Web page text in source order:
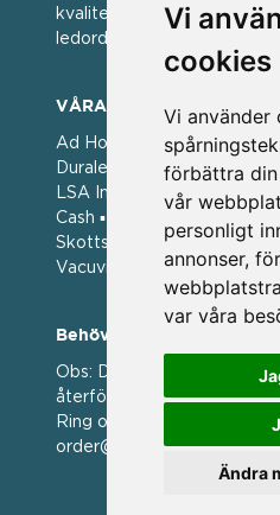
Vi
cookies
Vi använder
förbättra
vår
personligt
annonser,
var våra
Ändra
kvalitet. För oss har
ledorden och som styrt vår
VÅRA VARUMÄRKEN
Ad Hoc ▪ Bialetti ▪ Cole &
Duralex ▪ Forged ▪ G3
LSA International ▪
Cash ▪ Pintinox ▪ Plate-it ▪
Skottsberg ▪ Scandinavian
Vacuvin ▪ Viners ▪ Zack ▪
Behöver du hjälp att
Obs: Detta är en webshop
återförsäljare.
Ring oss på 036 369070
order@magasin.nu